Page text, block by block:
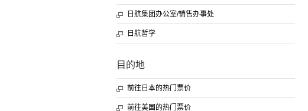
日航集团办公室/销售办事处
日航哲学
目的地
前往日本的热门票价
前往美国的热门票价